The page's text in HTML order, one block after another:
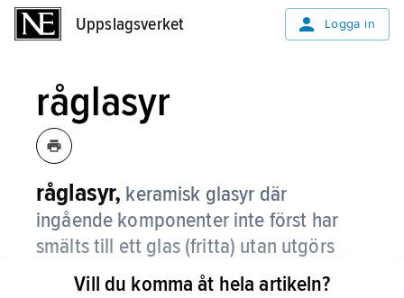
Uppslagsverket Logga in
råglasyr
råglasyr, keramisk glasyr där
ingående komponenter inte först har
smälts till ett glas (fritta) utan utgörs
direkt av råmaterialen.
Vill du komma åt hela artikeln?